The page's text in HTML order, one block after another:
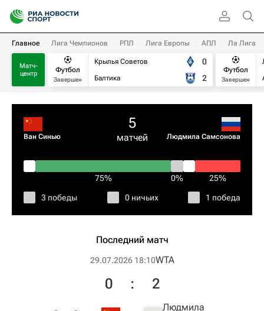
Главное Лига Чемпионов РПЛ Лига Европы АПЛ Ла Лига
Матч-
центр
Футбол
Завершен
Крылья Советов
Балтика
0
2
Футбол
Завершен
Ван Синью
5
матчей Людмила Самсонова
75% 0% 25%
3 победы 0 ничьих 1 победа
Последний матч
29.07.2026 18:10WTA
0 : 2
Людмила